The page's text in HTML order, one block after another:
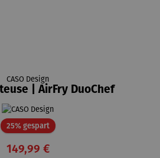
CASO Design
| AirFry DuoChef
25% gespartRabatt
149,99 €